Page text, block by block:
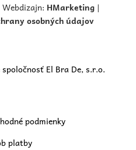
HMarketing |
osobných údajov
El Bra De, s.r.o.
podmienky
platby